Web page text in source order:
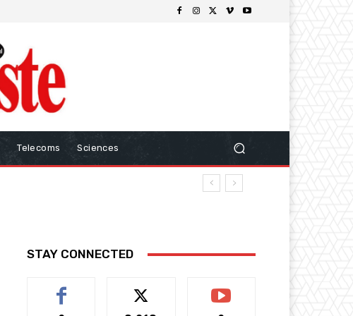
Telecoms Sciences
STAY CONNECTED